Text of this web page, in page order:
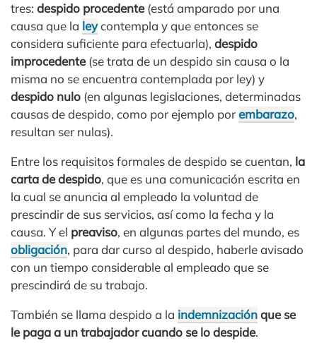
tres: despido procedente(está amparado por una
causa que la leycontempla y que entonces se
considera suficiente para efectuarla), despido
improcedente(se trata de un despido sin causa o la
misma no se encuentra contemplada por ley) y
despido nulo (en algunas legislaciones, determinadas
causas de despido, como por ejemplo porembarazo,
resultan ser nulas).
Entre los requisitos formales de despido se cuentan, la
carta de despido, que es una comunicación escrita en
la cual se anuncia al empleado la voluntad de
prescindir de sus servicios, así como la fecha y la
causa. Y el preaviso, en algunas partes del mundo, es
obligación, para dar curso al despido, haberle avisado
con un tiempo considerable al empleado que se
prescindirá de su trabajo.
También se llama despido a la indemnizaciónque se
le paga a un trabajador cuando se lo despide.